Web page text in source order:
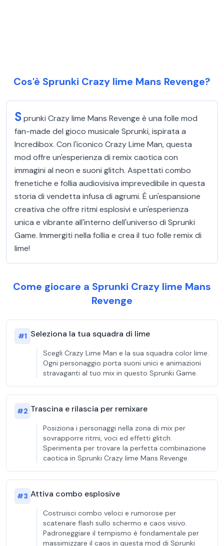
Cos'è Sprunki Crazy lime Mans Revenge?
Sprunki Crazy lime Mans Revenge è una folle mod
fan-made del gioco musicale Sprunki, ispirata a
Incredibox. Con l'iconico Crazy Lime Man, questa
mod offre un'esperienza di remix caotica con
immagini al neon e suoni glitch. Aspettati combo
frenetiche e follia audiovisiva imprevedibile in questa
storia di vendetta infusa di agrumi. È un'espansione
creativa che offre ritmi esplosivi e un'esperienza
unica e vibrante all'interno dell'universo di Sprunki
Game. Immergiti nella follia e crea il tuo folle remix di
lime!
Come giocare a Sprunki Crazy lime Mans
Revenge
#1 Seleziona la tua squadra di lime
Scegli Crazy Lime Man e la sua squadra color lime.
Ogni personaggio porta suoni unici e animazioni
stravaganti al tuo mix in questo Sprunki Game.
#2 Trascina e rilascia per remixare
Posiziona i personaggi nella zona di mix per
sovrapporre ritmi, voci ed effetti glitch.
Sperimenta per trovare la perfetta combinazione
caotica in Sprunki Crazy lime Mans Revenge.
#3 Attiva combo esplosive
Costruisci combo veloci e rumorose per
scatenare flash sullo schermo e caos visivo.
Padroneggiare il tempismo è fondamentale per
massimizzare il caos in questa mod di Sprunki